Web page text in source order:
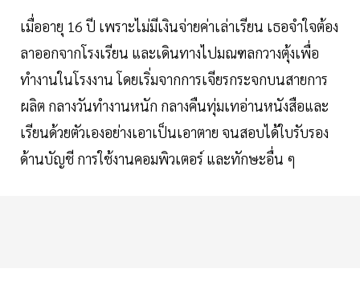
เมื่ออายุ 16 ปี เพราะไม่มีเงินจ่ายค่าเล่าเรียน เธอจำใจต้อง
ลาออกจากโรงเรียน และเดินทางไปมณฑลกวางตุ้งเพื่อ
ทำงานในโรงงาน โดยเริ่มจากการเจียรกระจกบนสายการ
ผลิต กลางวันทำงานหนัก กลางคืนทุ่มเทอ่านหนังสือและ
เรียนด้วยตัวเองอย่างเอาเป็นเอาตาย จนสอบได้ใบรับรอง
ด้านบัญชี การใช้งานคอมพิวเตอร์ และทักษะอื่น ๆ